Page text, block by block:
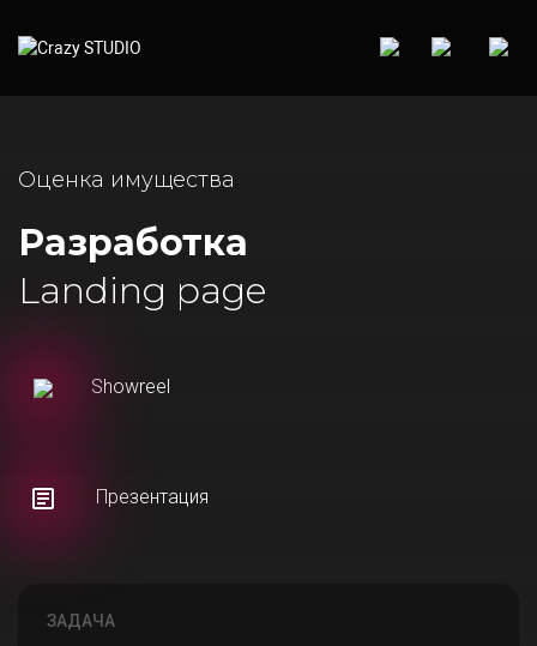
Оценка имущества
Разработка
Landing page
Showreel
Презентация
ЗАДАЧА